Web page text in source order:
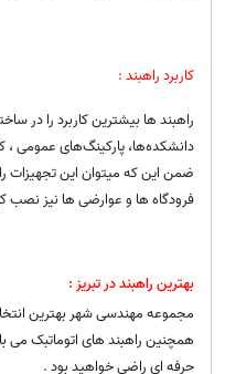
کاربرد راهبند :
راهبند ها بیشترین کاربرد را در
دانشکده‌ها، پارکینگ‌های عمومی
ضمن این که میتوان این تجهیزات
فرودگاه ها و عوارضی ها نیز نصب
بهترین راهبند در تبریز :
مجموعه مهندسی شهر بهترین
همچنین راهبند های اتوماتبک می
حرفه ای راضی خواهید بود .